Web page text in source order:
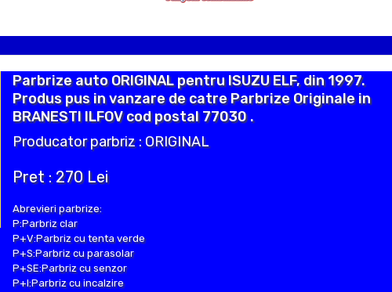
Parbrize auto ORIGINAL pentru ISUZU ELF, din 1997.
Produs pus in vanzare de catre Parbrize Originale in
BRANESTI ILFOV cod postal 77030 .
Producator parbriz : ORIGINAL
Pret : 270 Lei
Abrevieri parbrize:
P:Parbriz clar
P+V:Parbriz cu tenta verde
P+S:Parbriz cu parasolar
P+SE:Parbriz cu senzor
P+I:Parbriz cu incalzire